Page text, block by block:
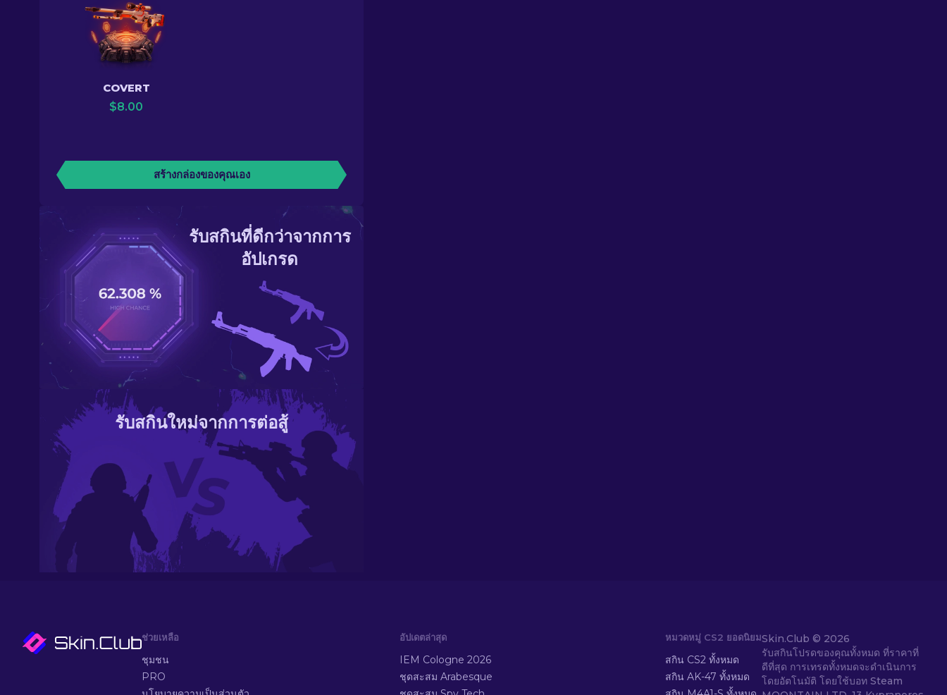
COVERT
$8.00
สร้างกล่องของคุณเอง
รับสกินที่ดีกว่าจากการ
อัปเกรด
รับสกินใหม่จากการต่อสู้
ช่วยเหลือ
ชุมชน
PRO
อัปเดตล่าสุด
IEM Cologne 2026
ชุดสะสม Arabesque
หมวดหมู่ CS2 ยอดนิยม
สกิน CS2 ทั้งหมด
สกิน AK-47 ทั้งหมด
Skin.Club © 2026
รับสกินโปรดของคุณทั้งหมด ที่ราคาที่
ดีที่สุด การเทรดทั้งหมดจะดำเนินการ
โดยอัตโนมัติ โดยใช้บอท Steam